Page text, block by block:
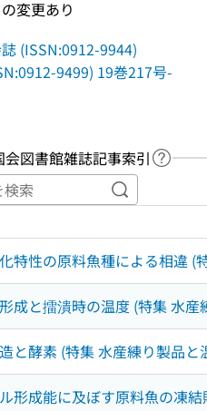
変更あり
(ISSN:0912-9944)
9499) 19巻217号-
図書館雑誌記事索引 ヘルプ
キーワードで
特性の原料魚種による相違 (
成と擂潰時の温度 (特集 水産
と酵素 (特集 水産練り製品と
形成能に及ぼす原料魚の凍